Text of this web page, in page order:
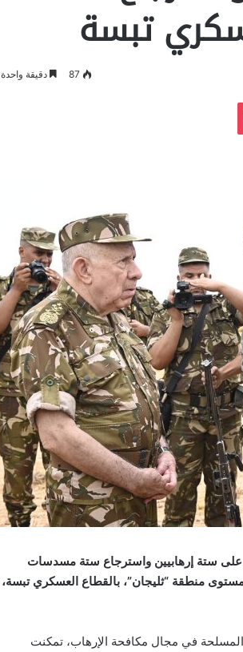
تبسة
87 دقيقة واحدة
‫Pocket
على ستة إرهابيين واسترجاع ستة مسدسات
منطقة “ثليجان”، بالقطاع العسكري تبسة،
المسلحة في مجال مكافحة الإرهاب، تمكنت